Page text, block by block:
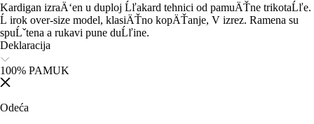
Kardigan izraÄ‘en u duploj Ĺľakard tehnici od pamuÄŤne trikotaĹľe.
Ĺ irok over-size model, klasiÄŤno kopÄŤanje, V izrez. Ramena su
spuĹˇtena a rukavi pune duĹľine.
Deklaracija
100% PAMUK
Odeća